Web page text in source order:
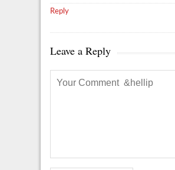
Reply
Leave a Reply